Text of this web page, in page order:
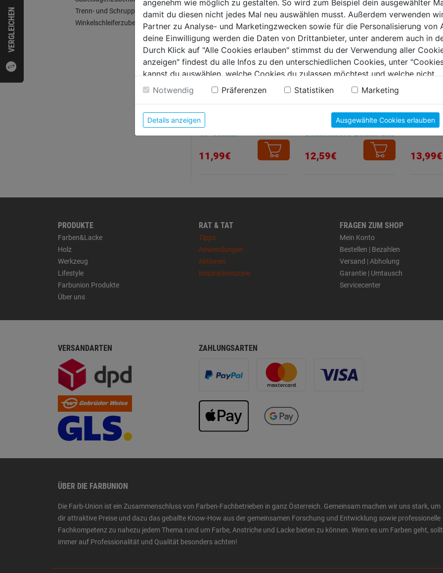
VERGLEICHEN
Trenn- und Schruppscheiben
Winkelschleiferzubehör
Schnitttiefe 27mm DM
11,99€
Steckdosen
12,59€
13,99€
PRODUKTE
Farben&Lacke
Holz
Werkzeug
Lifestyle
Farbunion Produkte
Über uns
RAT & TAT
Tipps
Anwendungen
Aktionen
Inspirationszone
FRAGEN ZUM SHOP
Mein Konto
Bestellen | Bezahlen
Versand | Abholung
Garantie | Umtausch
Servicecenter
VERSANDARTEN ZAHLUNGSARTEN
ÜBER DIE FARBUNION
Die Farb-Union ist ein Zusammenschluss von Farben-Fachbetrieben in ganz Österreich. Gemeinsam machen wir uns stark, um
dir attraktive Preise und dazu das geballte Know-How aus der gemeinsamen Forschung und Entwicklung sowie professionelle
Fachkompetenz zu nahezu jedem Thema rund um Farbe, Anstriche und Lacke bieten zu können. Wenn es um Farben geht,
immer auf Professionalität und Qualität besonders achten!
angenehm wie möglich zu gestalten. So wird zum Beispiel dein ausgewählter
damit du diesen nicht jedes Mal neu auswählen musst. Außerdem verwenden
Partner zu Analyse- und Marketingzwecken sowie für die Personalisierung von
deine Einwilligung werden die Daten von Drittanbieter, unter anderem auch in
Durch Klick auf "Alle Cookies erlauben" stimmst du der Verwendung aller
anzeigen" findest du alle Infos zu den unterschiedlichen Cookies, unter
kannst du auswählen, welche Cookies du zulassen möchtest und welche nicht.
Weitere Informationen findest du in unserer Datenschutzerklärung
Notwendig Präferenzen Statistiken Marketing
Details anzeigen Ausgewählte Cookies erlauben